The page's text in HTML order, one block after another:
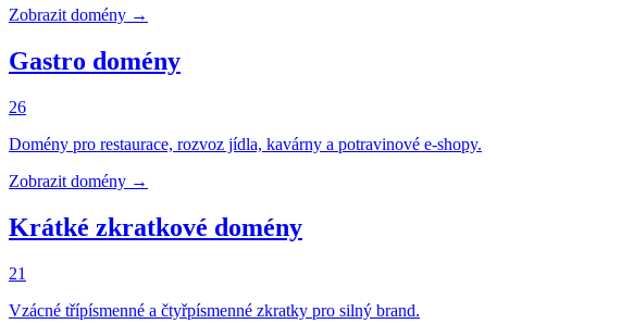
Zobrazit domény →
Gastro domény
26
Domény pro restaurace, rozvoz jídla, kavárny a potravinové e-shopy.
Zobrazit domény →
Krátké zkratkové domény
21
Vzácné třípísmenné a čtyřpísmenné zkratky pro silný brand.